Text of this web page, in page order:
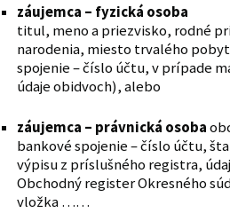
záujemca – fyzická osoba
titul, meno a priezvisko, rodné
narodenia, miesto trvalého
spojenie – číslo účtu, v prípade
údaje obidvoch), alebo
záujemca – právnická osoba
bankové spojenie – číslo účtu,
výpisu z príslušného registra,
Obchodný register Okresného
vložka ……